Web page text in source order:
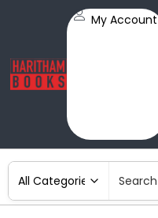
My Account